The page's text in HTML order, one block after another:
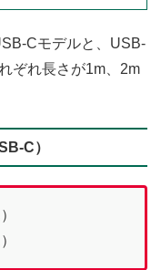
Cモデルと、USB-
ぞれ長さが1m、2m
C）